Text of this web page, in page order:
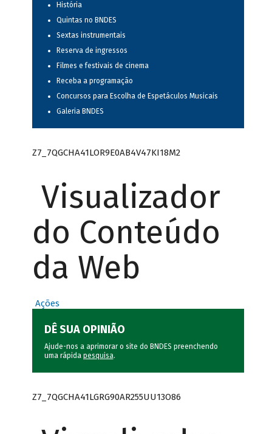
História
Quintas no BNDES
Sextas instrumentais
Reserva de ingressos
Filmes e festivais de cinema
Receba a programação
Concursos para Escolha de Espetáculos Musicais
Galeria BNDES
Z7_7QGCHA41LOR9E0AB4V47KI18M2
Visualizador
do Conteúdo
da Web
Ações
DÊ SUA OPINIÃO
Ajude-nos a aprimorar o site do BNDES preenchendo
uma rápida pesquisa.
Z7_7QGCHA41LGRG90AR255UU13O86